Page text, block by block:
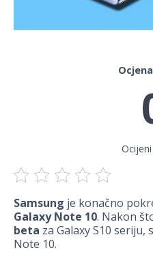
Samsung je konačno
Galaxy Note 10. Nakon
beta za Galaxy S10 seriju,
Note 10.